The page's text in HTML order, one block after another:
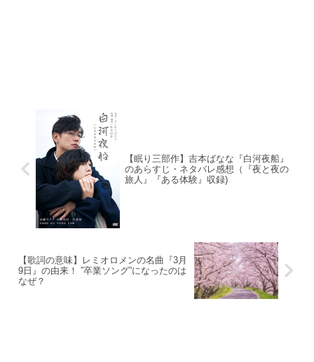
【眠り三部作】吉本ばなな『白河夜船』
のあらすじ・ネタバレ感想（『夜と夜の
旅人』『ある体験』収録)
【歌詞の意味】レミオロメンの名曲『3月
9日』の由来！ ”卒業ソング”になったのは
なぜ？